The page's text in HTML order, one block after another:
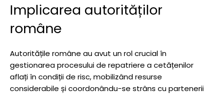
Implicarea autorităților
române
Autoritățile române au avut un rol crucial în
gestionarea procesului de repatriere a cetățenilor
aflați în condiții de risc, mobilizând resurse
considerabile și coordonându-se strâns cu partenerii